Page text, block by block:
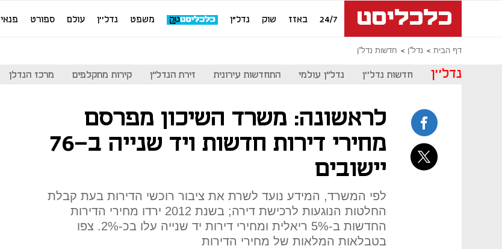
24/7 באזז שוק נדל"ן משפט נדל''ן עולם ספורט פנאי
דף הבית נדל''ן חדשות נדל''ן
נדל''ן חדשות נדל''ן נדל"ן עולמי התחדשות עירונית זירת הנדל"ן קירות מתקלפים מרכז הנדלן
לראשונה: משרד השיכון מפרסם
מחירי דירות חדשות ויד שנייה ב-76
יישובים
לפי המשרד, המידע נועד לשרת את ציבור רוכשי הדירות בעת קבלת
החלטות הנוגעות לרכישת דירה; בשנת 2012 ירדו מחירי הדירות
החדשות ב-5% ריאלית ומחירי דירות יד שנייה עלו בכ-2%. צפו
בטבלאות המלאות של מחירי הדירות